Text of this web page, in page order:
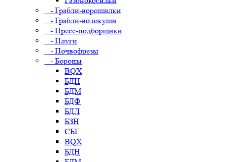
- Грабли-ворошилки
- Грабли-волокуши
- Пресс-подборщики
- Плуги
- Почвофрезы
- Бороны
BQX
БДН
БДМ
БДФ
БДЛ
БЗН
СБГ
BQX
БДН